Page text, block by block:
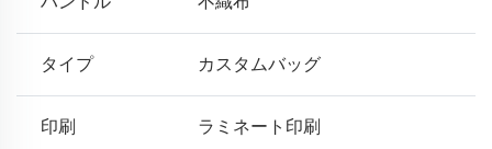
タイプ カスタムバッグ
印刷 ラミネート印刷